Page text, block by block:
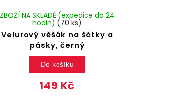
Velurový věšák na šátky a
pásky, černý
ZBOŽÍ NA SKLADĚ (expedice do 24
hodin) (70 ks)
149 Kč
Do košíku